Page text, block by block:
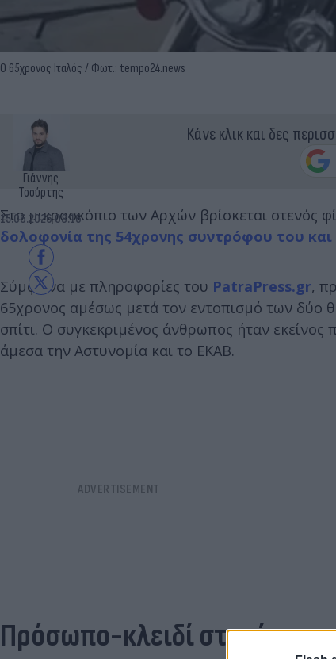
O 65χρονος Ιταλός / Φωτ.: tempo24.news
Γιάννης
Τσούρτης
15.06.2026 08:16
Κάνε κλικ και δες
Στο μικροσκόπιο των Αρχών βρίσκεται στενός
δολοφονία της 54χρονης συντρόφου του και
Σύμφωνα με πληροφορίες του PatraPress.gr,
65χρονος αμέσως μετά τον εντοπισμό των δύο
σπίτι. Ο συγκεκριμένος άνθρωπος ήταν
άμεσα την Αστυνομία και το ΕΚΑΒ.
Πρόσωπο-κλειδί στις